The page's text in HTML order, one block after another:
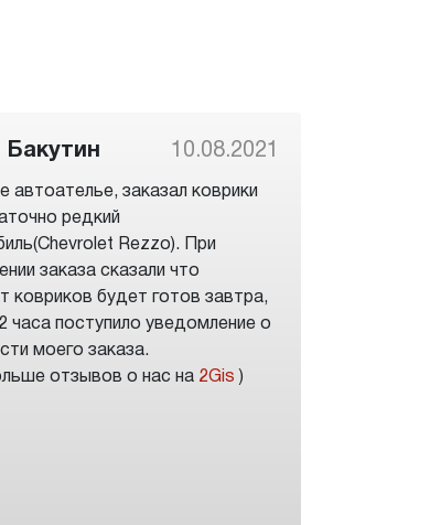
Бакутин 10.08.2021
автоателье, заказал коврики
редкий
Rezzo). При
заказа сказали что
ковриков будет готов завтра,
часа поступило уведомление о
моего заказа.
отзывов о нас на 2Gis )